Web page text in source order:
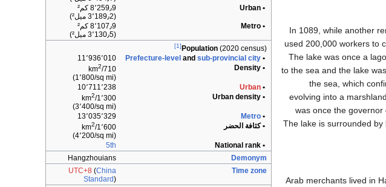
• Urban
8٬259٫9 كم²
(3٬189٫2 ميل²)
• Metro
8٬107٫9 كم²
(3٬130٫5 ميل²)
Population (2020 census)
[1]
•
Prefecture-level and sub-provincial city
11٬936٬010
• Density
710/km
2
(1٬800/sq mi)
•
Urban
10٬711٬238
• Urban density
1٬300/km 2
(3٬400/sq mi)
•
Metro
13٬035٬329
• كثافة الحضر
1٬600/km 2
(4٬200/sq mi)
• National rank
5th
Demonym
Hangzhouians
Time zone
UTC+8(China
Standard)
In 1089, while another
used 200,000 workers to
The lake was once a
to the sea and the lake
the sea, which
evolving into a
was once the governor
The lake is surrounded
Arab merchants lived in